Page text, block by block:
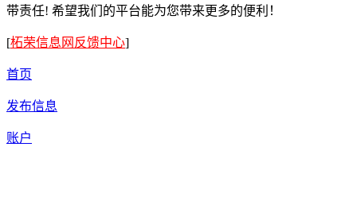
带责任! 希望我们的平台能为您带来更多的便利！
[柘荣信息网反馈中心]
首页
发布信息
账户